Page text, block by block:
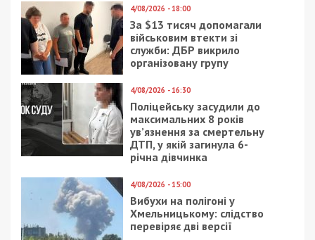
4/08/2026 - 18:00
За $13 тисяч допомагали
військовим втекти зі
служби: ДБР викрило
організовану групу
4/08/2026 - 16:30
Поліцейську засудили до
максимальних 8 років
ув’язнення за смертельну
ДТП, у якій загинула 6-
річна дівчинка
4/08/2026 - 15:00
Вибухи на полігоні у
Хмельницькому: слідство
перевіряє дві версії